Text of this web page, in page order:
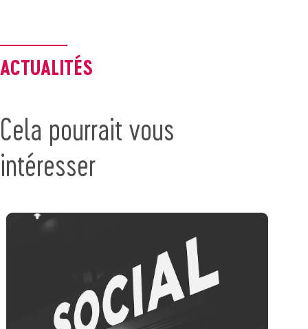
ACTUALITÉS
Cela pourrait vous
intéresser